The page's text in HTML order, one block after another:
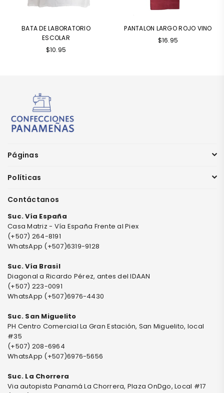
BATA DE LABORATORIO
ESCOLAR
$10.95
PANTALON LARGO ROJO VINO
$16.95
Páginas
Políticas
Contáctanos
Suc. Vía España
Casa Matriz - Vía España Frente al Piex
(+507) 264-8191
WhatsApp (+507)6319-9128
Suc. Vía Brasil
Diagonal a Ricardo Pérez, antes del IDAAN
(+507) 223-0091
WhatsApp (+507)6976-4430
Suc. San Miguelito
PH Centro Comercial La Gran Estación, San Miguelito, local
#35
(+507) 208-6964
WhatsApp (+507)6976-5656
Suc. La Chorrera
Via autopista Panamá La Chorrera, Plaza OnDgo, Local #17